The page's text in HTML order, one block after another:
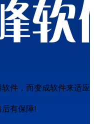
件，而变成软件来适应
有保障!